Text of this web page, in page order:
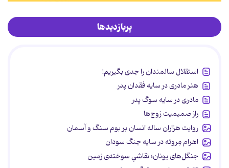
پربازدیدها
استقلال سالمندان را جدی بگیریم!
هنر مادری در سایه‌ فقدان پدر
مادری در سایه سوگ پدر
راز صمیمیت زوج‌ها
روایت هزاران ساله انسان بر بوم سنگ و آسمان
اهرام مِروئه در سایه جنگ سودان
جنگل‌های یونان؛ نقاشیِ سوخته‌ی زمین